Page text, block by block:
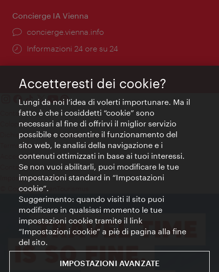
Concierge IA Vienna
Ort:
concierge.vienna.info
Öffnungszeiten:
Informazioni 24 ore su 24
Contatti
Colophon
Dichiarazione sulla protezione dei dati
Terms of Use
Accessibilità
Contatto stampa
Impostazioni cookie
© Copyright WienTourismus
Accetteresti dei cookie?
Lungi da noi l’idea di volerti importunare. Ma il
fatto è che i cosiddetti “cookie” sono
necessari al fine di offrirvi il miglior servizio
possibile e consentire il funzionamento del
sito web, le analisi della navigazione e i
contenuti ottimizzati in base ai tuoi interessi.
Se non vuoi abilitarli, puoi modificare le tue
impostazioni standard in “Impostazioni
cookie”.
Suggerimento: quando visiti il sito puoi
modificare in qualsiasi momento le tue
impostazioni cookie tramite il link
“Impostazioni cookie” a piè di pagina alla fine
del sito.
IMPOSTAZIONI AVANZATE